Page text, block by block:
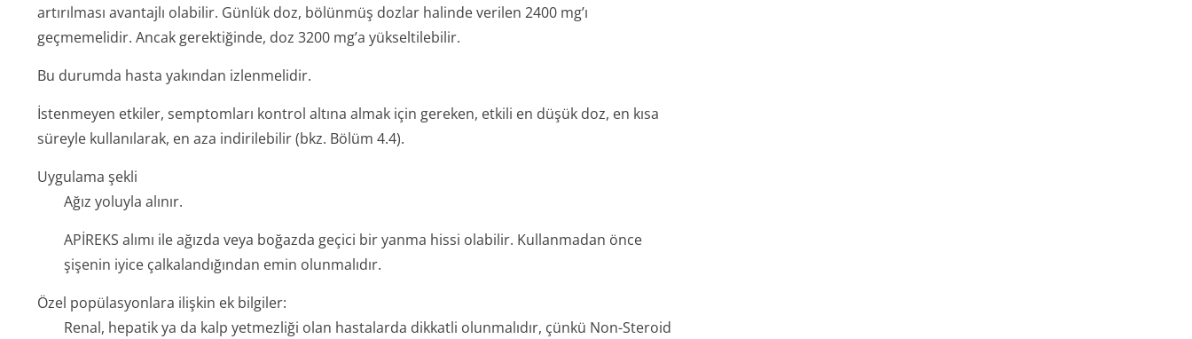
artırılması avantajlı olabilir. Günlük doz, bölünmüş dozlar halinde verilen 2400 mg’ı
geçmemelidir. Ancak gerektiğinde, doz 3200 mg’a yükseltilebilir.
Bu durumda hasta yakından izlenmelidir.
İstenmeyen etkiler, semptomları kontrol altına almak için gereken, etkili en düşük doz, en kısa
süreyle kullanılarak, en aza indirilebilir (bkz. Bölüm 4.4).
Uygulama şekli
Ağız yoluyla alınır.
APİREKS alımı ile ağızda veya boğazda geçici bir yanma hissi olabilir. Kullanmadan önce
şişenin iyice çalkalandığından emin olunmalıdır.
Özel popülasyonlara ilişkin ek bilgiler:
Renal, hepatik ya da kalp yetmezliği olan hastalarda dikkatli olunmalıdır, çünkü Non-Steroid